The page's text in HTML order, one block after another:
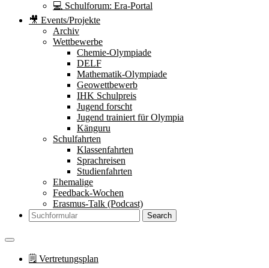
💻 Schulforum: Era-Portal
🎥 Events/Projekte
Archiv
Wettbewerbe
Chemie-Olympiade
DELF
Mathematik-Olympiade
Geowettbewerb
IHK Schulpreis
Jugend forscht
Jugend trainiert für Olympia
Känguru
Schulfahrten
Klassenfahrten
Sprachreisen
Studienfahrten
Ehemalige
Feedback-Wochen
Erasmus-Talk (Podcast)
Search
🗒 Vertretungsplan